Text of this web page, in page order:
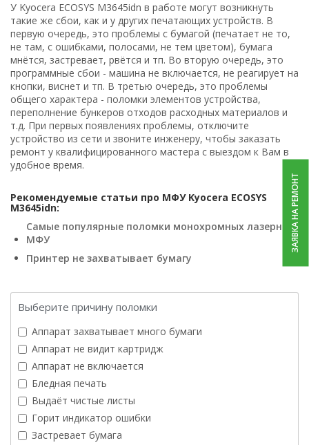
У Kyocera ECOSYS M3645idn в работе могут возникнуть
такие же сбои, как и у других печатающих устройств. В
первую очередь, это проблемы с бумагой (печатает не то,
не там, с ошибками, полосами, не тем цветом), бумага
мнётся, застревает, рвётся и тп. Во вторую очередь, это
программные сбои - машина не включается, не реагирует на
кнопки, виснет и тп. В третью очередь, это проблемы
общего характера - поломки элементов устройства,
переполнение бункеров отходов расходных материалов и
т.д. При первых появлениях проблемы, отключите
устройство из сети и звоните инженеру, чтобы заказать
ремонт у квалифицированного мастера с выездом к Вам в
удобное время.
Рекомендуемые статьи про МФУ Kyocera ECOSYS
M3645idn:
Самые популярные поломки монохромных лазерных
МФУ
Принтер не захватывает бумагу
Выберите причину поломки
Аппарат захватывает много бумаги
Аппарат не видит картридж
Аппарат не включается
Бледная печать
Выдаёт чистые листы
Горит индикатор ошибки
Застревает бумага
ЗАЯВКА НА РЕМОНТ